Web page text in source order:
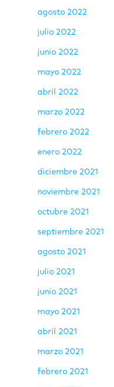
agosto 2022
julio 2022
junio 2022
mayo 2022
abril 2022
marzo 2022
febrero 2022
enero 2022
diciembre 2021
noviembre 2021
octubre 2021
septiembre 2021
agosto 2021
julio 2021
junio 2021
mayo 2021
abril 2021
marzo 2021
febrero 2021